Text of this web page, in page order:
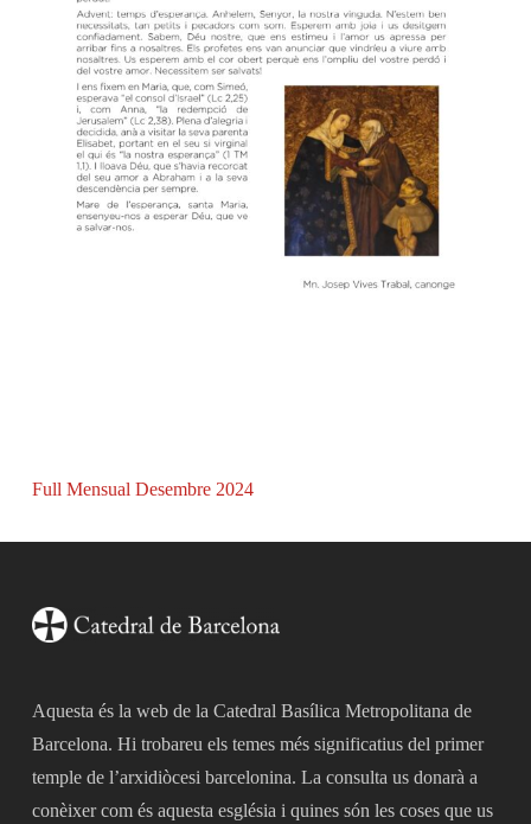
Full Mensual Desembre 2024
Aquesta és la web de la Catedral Basílica Metropolitana de
Barcelona. Hi trobareu els temes més significatius del primer
temple de l’arxidiòcesi barcelonina. La consulta us donarà a
conèixer com és aquesta església i quines són les coses que us